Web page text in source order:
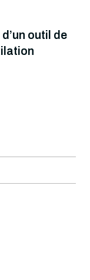
outil de